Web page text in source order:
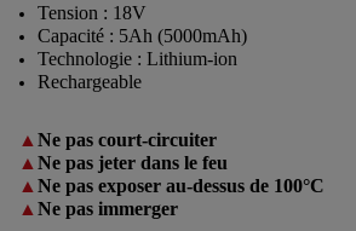
Tension : 18V
Capacité : 5Ah (5000mAh)
Technologie : Lithium-ion
Rechargeable
▲ Ne pas court-circuiter
▲ Ne pas jeter dans le feu
▲ Ne pas exposer au-dessus de 100°C
▲ Ne pas immerger